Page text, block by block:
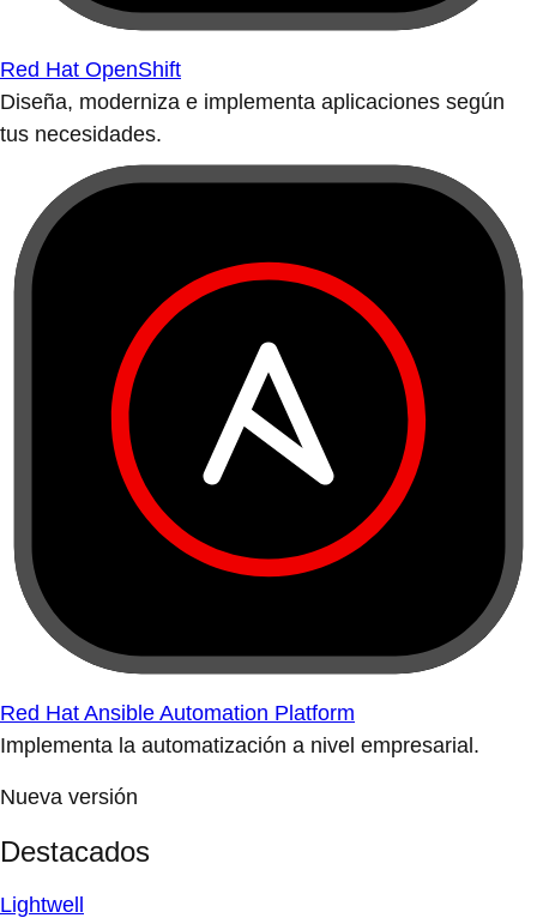
Red Hat OpenShift
Diseña, moderniza e implementa aplicaciones según
tus necesidades.
Red Hat Ansible Automation Platform
Implementa la automatización a nivel empresarial.
Nueva versión
Destacados
Lightwell